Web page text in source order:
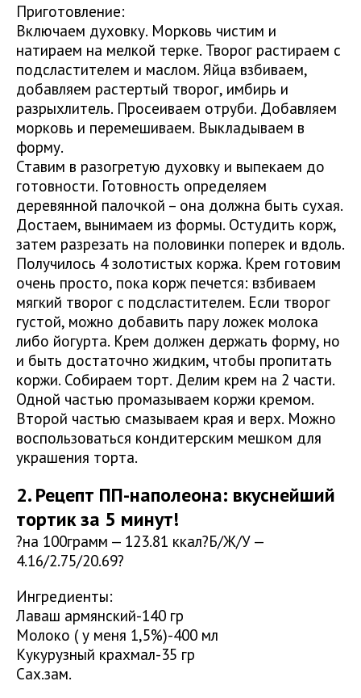
Приготовление:
Включаем духовку. Морковь чистим и
натираем на мелкой терке. Творог растираем с
подсластителем и маслом. Яйца взбиваем,
добавляем растертый творог, имбирь и
разрыхлитель. Просеиваем отруби. Добавляем
морковь и перемешиваем. Выкладываем в
форму.
Ставим в разогретую духовку и выпекаем до
готовности. Готовность определяем
деревянной палочкой – она должна быть сухая.
Достаем, вынимаем из формы. Остудить корж,
затем разрезать на половинки поперек и вдоль.
Получилось 4 золотистых коржа. Крем готовим
очень просто, пока корж печется: взбиваем
мягкий творог с подсластителем. Если творог
густой, можно добавить пару ложек молока
либо йогурта. Крем должен держать форму, но
и быть достаточно жидким, чтобы пропитать
коржи. Собираем торт. Делим крем на 2 части.
Одной частью промазываем коржи кремом.
Второй частью смазываем края и верх. Можно
воспользоваться кондитерским мешком для
украшения торта.
2. Рецепт ПП-наполеона: вкуснейший
тортик за 5 минут!
?на 100грамм — 123.81 ккал?Б/Ж/У —
4.16/2.75/20.69?
Ингредиенты:
Лаваш армянский-140 гр
Молоко ( у меня 1,5%)-400 мл
Кукурузный крахмал-35 гр
Сах.зам.